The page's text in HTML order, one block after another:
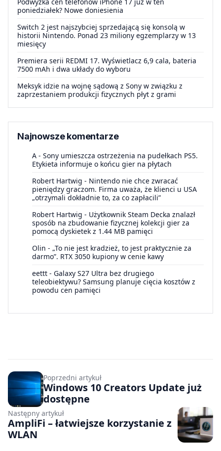
poniedziałek? Nowe doniesienia
Switch 2 jest najszybciej sprzedającą się konsolą w
historii Nintendo. Ponad 23 miliony egzemplarzy w 13
miesięcy
Premiera serii REDMI 17. Wyświetlacz 6,9 cala, bateria
7500 mAh i dwa układy do wyboru
Meksyk idzie na wojnę sądową z Sony w związku z
zaprzestaniem produkcji fizycznych płyt z grami
Najnowsze komentarze
A - Sony umieszcza ostrzeżenia na pudełkach PS5.
Etykieta informuje o końcu gier na płytach
Robert Hartwig - Nintendo nie chce zwracać
pieniędzy graczom. Firma uważa, że klienci u USA
„otrzymali dokładnie to, za co zapłacili”
Robert Hartwig - Użytkownik Steam Decka znalazł
sposób na zbudowanie fizycznej kolekcji gier za
pomocą dyskietek z 1.44 MB pamięci
Olin - „To nie jest kradzież, to jest praktycznie za
darmo”. RTX 3050 kupiony w cenie kawy
eettt - Galaxy S27 Ultra bez drugiego
teleobiektywu? Samsung planuje cięcia kosztów z
powodu cen pamięci
Poprzedni artykuł
Windows 10 Creators Update już
dostępne
Następny artykuł
AmpliFi – łatwiejsze korzystanie z
WLAN